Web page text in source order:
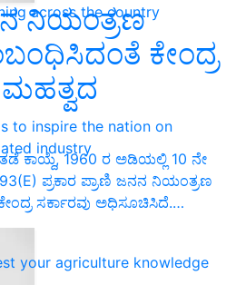
across the country
to inspire the nation on
industry
your agriculture knowledge
ನಿಯಂತ್ರಣ
ಕೇಂದ್ರ
ಕಾಯ್ದೆ, 1960 ರ ಅಡಿಯಲ್ಲಿ 10 ನೇ
ಪ್ರಕಾರ ಪ್ರಾಣಿ ಜನನ ನಿಯಂತ್ರಣ
ಸರ್ಕಾರವು ಅಧಿಸೂಚಿಸಿದೆ.…